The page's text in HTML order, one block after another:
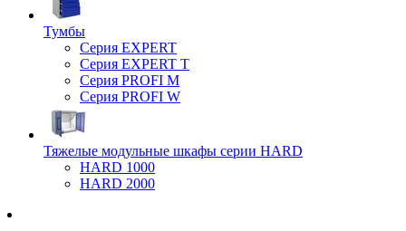
Тумбы
Серия EXPERT
Серия EXPERT T
Серия PROFI M
Серия PROFI W
Тяжелые модульные шкафы серии HARD
HARD 1000
HARD 2000